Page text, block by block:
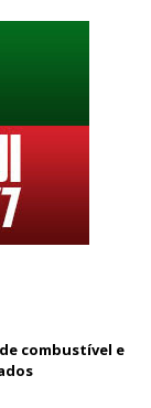
combustível e